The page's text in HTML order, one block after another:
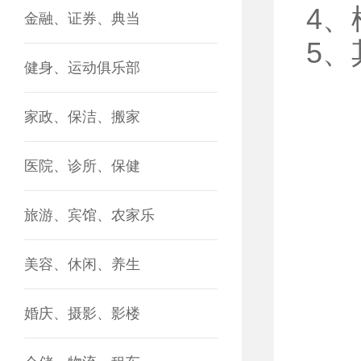
金融、证券、典当
健身、运动俱乐部
家政、保洁、搬家
医院、诊所、保健
旅游、宾馆、农家乐
美容、休闲、养生
婚庆、摄影、影楼
4、
5、